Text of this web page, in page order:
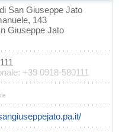
San Giuseppe Jato
143
Giuseppe Jato
+39 0918-580111